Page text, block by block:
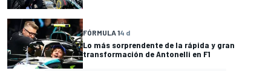
FÓRMULA 14 d
Lo más sorprendente de la rápida y gran
transformación de Antonelli en F1